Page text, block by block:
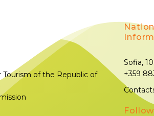
of the Republic of
Sofia,
+359